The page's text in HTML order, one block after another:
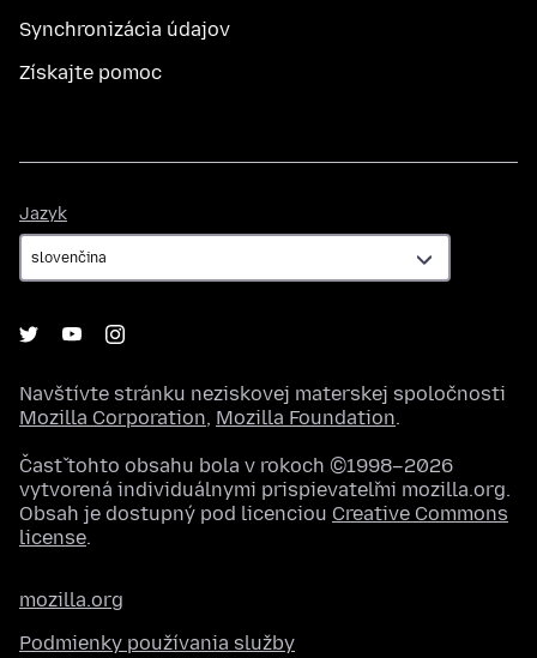
Synchronizácia údajov
Získajte pomoc
Jazyk
Navštívte stránku neziskovej materskej spoločnosti
Mozilla Corporation, Mozilla Foundation.
Časť tohto obsahu bola v rokoch ©1998–2026
vytvorená individuálnymi prispievateľmi mozilla.org.
Obsah je dostupný pod licenciou Creative Commons
license.
mozilla.org
Podmienky používania služby